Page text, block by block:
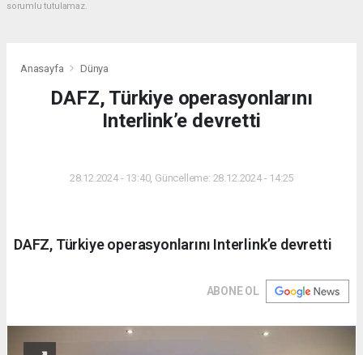
sorumlu tutulamaz.
Anasayfa Dünya
DAFZ, Türkiye operasyonlarını
Interlink’e devretti
28.12.2024 - 13:40, Güncelleme: 28.12.2024 - 14:25
DAFZ, Türkiye operasyonlarını Interlink’e devretti
ABONE OL